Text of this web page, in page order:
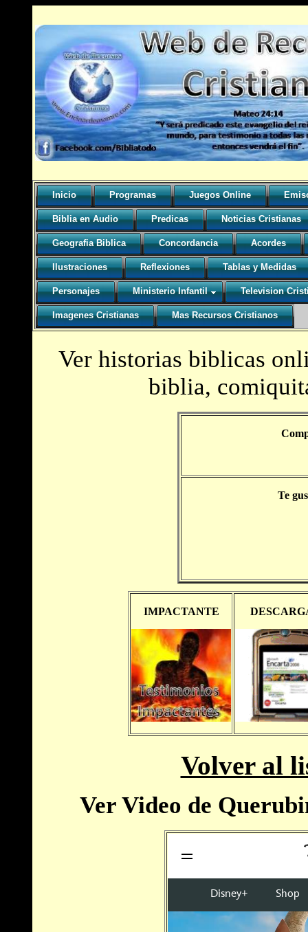
Inicio Programas Juegos Online
Biblia en Audio Predicas Noticias Cristianas
Geografia Biblica Concordancia Acordes
Ilustraciones Reflexiones Tablas y Medidas
Personajes Ministerio Infantil Television
Imagenes Cristianas Mas Recursos Cristianos
Ver historias biblicas
biblia,
Te
Volver al
Ver Video de